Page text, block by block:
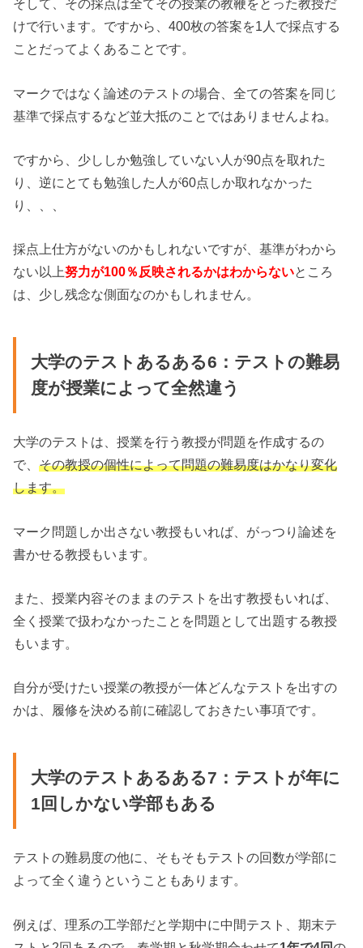
そして、その採点は全てその授業の教鞭をとった教授だ
けで行います。ですから、400枚の答案を1人で採点する
ことだってよくあることです。
マークではなく論述のテストの場合、全ての答案を同じ
基準で採点するなど並大抵のことではありませんよね。
ですから、少ししか勉強していない人が90点を取れた
り、逆にとても勉強した人が60点しか取れなかった
り、、、
採点上仕方がないのかもしれないですが、基準がわから
ない以上努力が100％反映されるかはわからないところ
は、少し残念な側面なのかもしれません。
大学のテストあるある6：テストの難易
度が授業によって全然違う
大学のテストは、授業を行う教授が問題を作成するの
で、その教授の個性によって問題の難易度はかなり変化
します。
マーク問題しか出さない教授もいれば、がっつり論述を
書かせる教授もいます。
また、授業内容そのままのテストを出す教授もいれば、
全く授業で扱わなかったことを問題として出題する教授
もいます。
自分が受けたい授業の教授が一体どんなテストを出すの
かは、履修を決める前に確認しておきたい事項です。
大学のテストあるある7：テストが年に
1回しかない学部もある
テストの難易度の他に、そもそもテストの回数が学部に
よって全く違うということもあります。
例えば、理系の工学部だと学期中に中間テスト、期末テ